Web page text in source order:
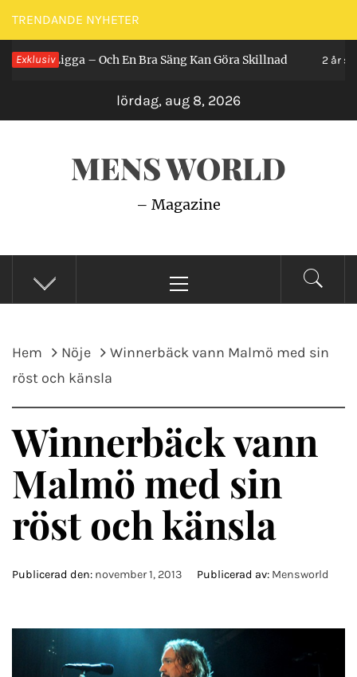
Hoppa
till
innehåll
TRENDANDE NYHETER
Exklusiv
Ligga – Och En Bra Säng Kan Göra Skillnad 2 år sedan
lördag, aug 8, 2026
MENS WORLD
– Magazine
meny
Hem Nöje
Winnerbäck vann Malmö med sin
röst och känsla
Winnerbäck vann
Malmö med sin
röst och känsla
Publicerad den: november 1, 2013 Publicerad av: Mensworld